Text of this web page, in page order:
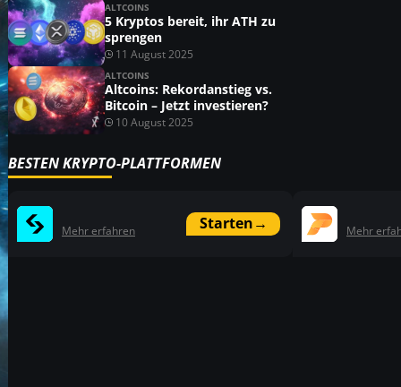
ALTCOINS
5 Kryptos bereit, ihr ATH zu
sprengen
11 August 2025
ALTCOINS
Altcoins: Rekordanstieg vs.
Bitcoin – Jetzt investieren?
10 August 2025
BESTEN KRYPTO-PLATTFORMEN
Starten→
Mehr erfahren Mehr